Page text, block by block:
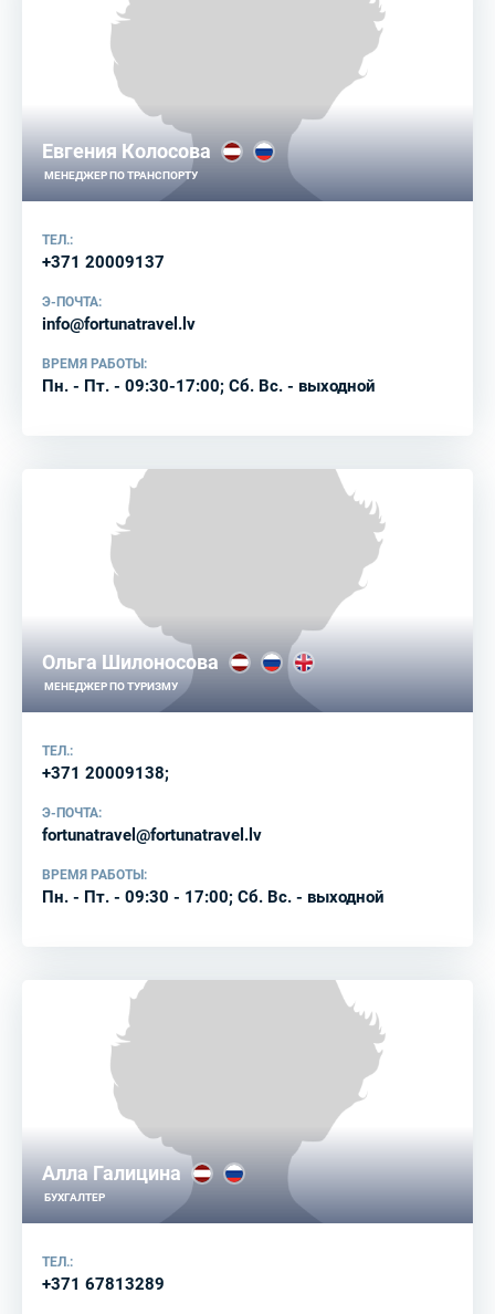
Евгения Колосова
МЕНЕДЖЕР ПО ТРАНСПОРТУ
ТЕЛ.:
+371 20009137
Э-ПОЧТА:
info@fortunatravel.lv
ВРЕМЯ РАБОТЫ:
Пн. - Пт. - 09:30-17:00; Сб. Вс. - выходной
Ольга Шилоносова
МЕНЕДЖЕР ПО ТУРИЗМУ
ТЕЛ.:
+371 20009138;
Э-ПОЧТА:
fortunatravel@fortunatravel.lv
ВРЕМЯ РАБОТЫ:
Пн. - Пт. - 09:30 - 17:00; Сб. Вс. - выходной
Алла Галицина
БУХГАЛТЕР
ТЕЛ.:
+371 67813289